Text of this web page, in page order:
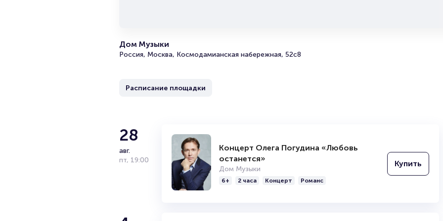
билетов на мероприятия разного формата. Среднее
Подробнее о том, как вернуть, сдать или продать билет
читайте в разделах:
Брокерам
Дом Музыки
Россия, Москва, Космодамианская набережная, 52с8
Расписание площадки
28
авг.
пт, 19:00
Концерт Олега Погудина «Любовь
останется»
Дом Музыки
6+ 2 часа Концерт Романс
Купить